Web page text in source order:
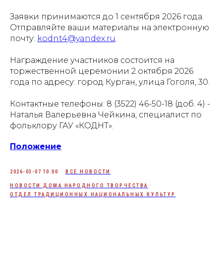
Заявки принимаются до 1 сентября 2026 года.
Отправляйте ваши материалы на электронную
почту: kodnt4@yandex.ru.
Награждение участников состоится на
торжественной церемонии 2 октября 2026
года по адресу: город Курган, улица Гоголя, 30.
Контактные телефоны: 8 (3522) 46-50-18 (доб. 4) -
Наталья Валерьевна Чейкина, специалист по
фольклору ГАУ «КОДНТ».
Положение
2026-03-07 10:00 ВСЕ НОВОСТИ
НОВОСТИ ДОМА НАРОДНОГО ТВОРЧЕСТВА
ОТДЕЛ ТРАДИЦИОННЫХ НАЦИОНАЛЬНЫХ КУЛЬТУР